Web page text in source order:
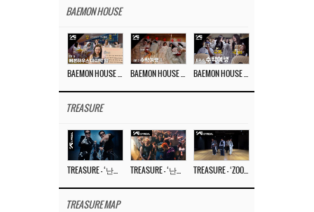
BAEMON HOUSE
TREASURE
TREASURE MAP